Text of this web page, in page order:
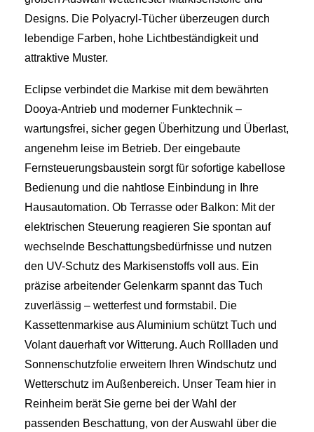
Designs. Die Polyacryl-Tücher überzeugen durch
lebendige Farben, hohe Lichtbeständigkeit und
attraktive Muster.
Eclipse verbindet die Markise mit dem bewährten
Dooya-Antrieb und moderner Funktechnik –
wartungsfrei, sicher gegen Überhitzung und Überlast,
angenehm leise im Betrieb. Der eingebaute
Fernsteuerungsbaustein sorgt für sofortige kabellose
Bedienung und die nahtlose Einbindung in Ihre
Hausautomation. Ob Terrasse oder Balkon: Mit der
elektrischen Steuerung reagieren Sie spontan auf
wechselnde Beschattungsbedürfnisse und nutzen
den UV-Schutz des Markisenstoffs voll aus. Ein
präzise arbeitender Gelenkarm spannt das Tuch
zuverlässig – wetterfest und formstabil. Die
Kassettenmarkise aus Aluminium schützt Tuch und
Volant dauerhaft vor Witterung. Auch Rollladen und
Sonnenschutzfolie erweitern Ihren Windschutz und
Wetterschutz im Außenbereich. Unser Team hier in
Reinheim berät Sie gerne bei der Wahl der
passenden Beschattung, von der Auswahl über die